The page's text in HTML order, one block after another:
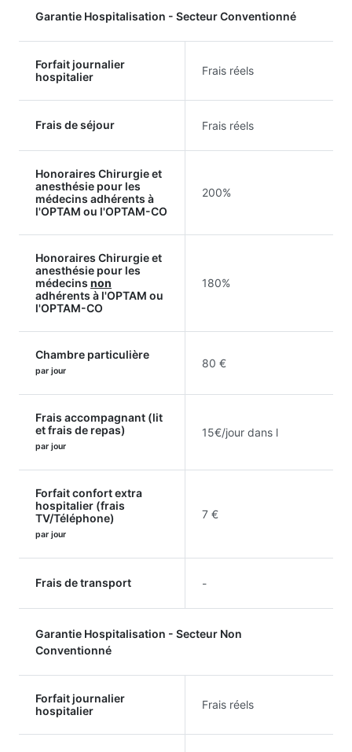
Garantie Hospitalisation - Secteur Conventionné
Forfait journalier
hospitalier
Frais réels
Frais de séjour Frais réels
Honoraires Chirurgie et
anesthésie pour les
médecins adhérents à
l'OPTAM ou l'OPTAM-CO
200%
Honoraires Chirurgie et
anesthésie pour les
médecins non
adhérents à l'OPTAM ou
l'OPTAM-CO
180%
Chambre particulière
par jour
80 €
Frais accompagnant (lit
et frais de repas)
par jour
15€/jour dans l
Forfait confort extra
hospitalier (frais
TV/Téléphone)
par jour
7 €
Frais de transport -
Garantie Hospitalisation - Secteur Non
Conventionné
Forfait journalier
hospitalier
Frais réels